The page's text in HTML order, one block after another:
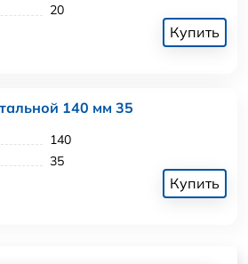
20
Купить
140 мм 35
140
35
Купить